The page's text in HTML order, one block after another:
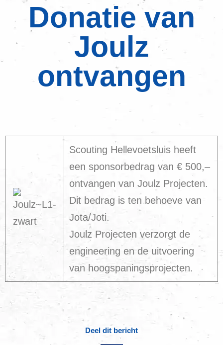
Donatie van
Joulz
ontvangen
Scouting Hellevoetsluis heeft
een sponsorbedrag van € 500,–
ontvangen van Joulz Projecten.
Dit bedrag is ten behoeve van
Jota/Joti.
Joulz Projecten verzorgt de
engineering en de uitvoering
van hoogspaningsprojecten.
Deel dit bericht